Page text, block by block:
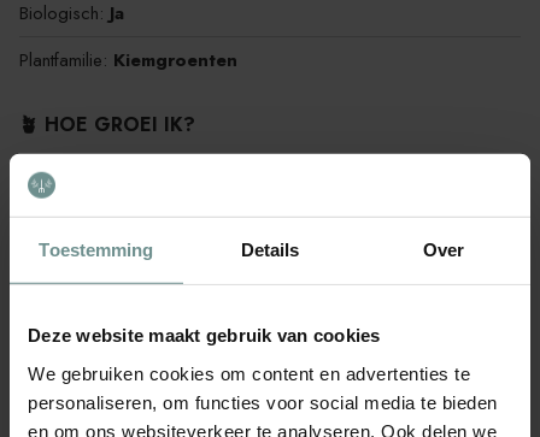
Toestemming Details Over
Deze website maakt gebruik van cookies
We gebruiken cookies om content en advertenties te
personaliseren, om functies voor social media te bieden
en om ons websiteverkeer te analyseren. Ook delen we
Biologisch: Ja
Plantfamilie: Kiemgroenten
🪴 HOE GROEI IK?
Moeilijkheidsgraad:
Bemesting:Weinig
Waterbehoefte: Veel
🌱 WANNEER GROEI IK?